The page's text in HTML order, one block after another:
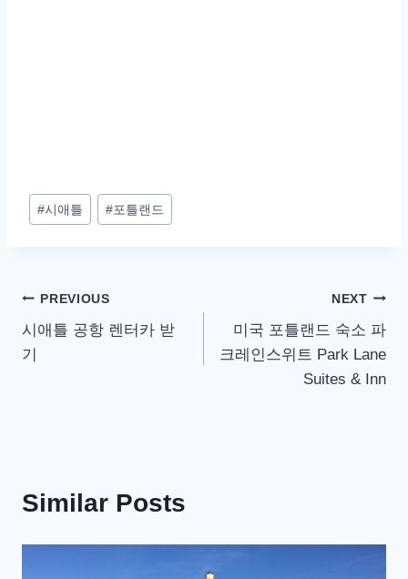
Post
Tags:
#시애틀 #포틀랜드
글
탐
PREVIOUS
시애틀 공항 렌터카 받
기
NEXT
미국 포틀랜드 숙소 파
크레인스위트 Park Lane
Suites & Inn
Similar Posts